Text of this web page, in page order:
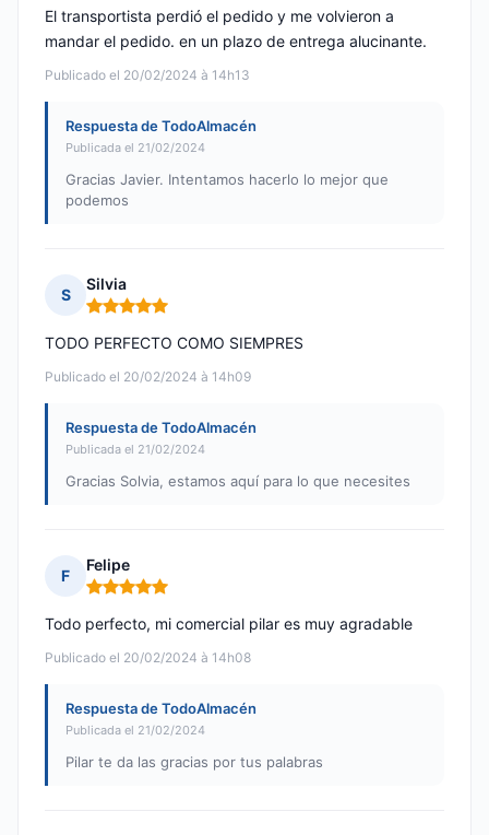
Publicado el 20/02/2024 à 14h13
El transportista perdió el pedido y me volvieron a
mandar el pedido. en un plazo de entrega alucinante.
Respuesta de TodoAlmacén
Publicada el 21/02/2024
Gracias Javier. Intentamos hacerlo lo mejor que
podemos
S
Silvia
Nota: 5 de 5
Publicado el 20/02/2024 à 14h09
TODO PERFECTO COMO SIEMPRES
Respuesta de TodoAlmacén
Publicada el 21/02/2024
Gracias Solvia, estamos aquí para lo que necesites
F
Felipe
Nota: 5 de 5
Publicado el 20/02/2024 à 14h08
Todo perfecto, mi comercial pilar es muy agradable
Respuesta de TodoAlmacén
Publicada el 21/02/2024
Pilar te da las gracias por tus palabras